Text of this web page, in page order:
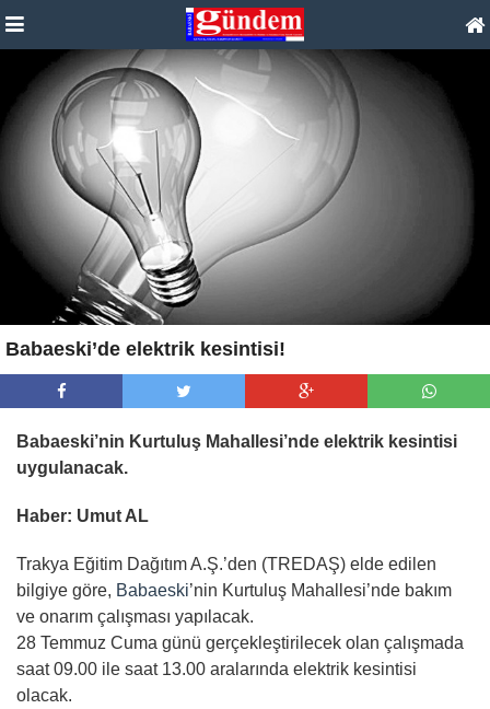
Babaeski’de elektrik kesintisi!
Babaeski’nin Kurtuluş Mahallesi’nde elektrik kesintisi
uygulanacak.
Haber: Umut AL
Trakya Eğitim Dağıtım A.Ş.’den (TREDAŞ) elde edilen
bilgiye göre, Babaeski’nin Kurtuluş Mahallesi’nde bakım
ve onarım çalışması yapılacak.
28 Temmuz Cuma günü gerçekleştirilecek olan çalışmada
saat 09.00 ile saat 13.00 aralarında elektrik kesintisi
olacak.